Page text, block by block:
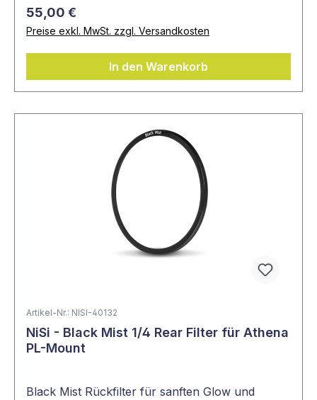
55,00 €
Preise exkl. MwSt. zzgl. Versandkosten
In den Warenkorb
Artikel-Nr.: NISI-40132
NiSi - Black Mist 1/4 Rear Filter für Athena
PL-Mount
Black Mist Rückfilter für sanften Glow und